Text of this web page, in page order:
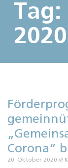
2020
Corona“
20. Oktober 2020